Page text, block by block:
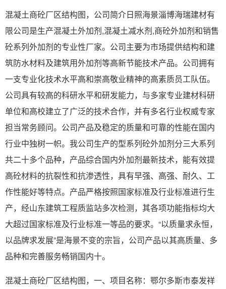
混凝土商砼厂区结构图，公司简介日照海景淄博海瑞建材有
限公司是生产混凝土外加剂,混凝土减水剂,商砼外加剂和销售
砼系列外加剂的专业性厂家。公司主要为市场提供结构和建
筑防水材料及建筑用外加剂等高新节能技术产品。公司拥有
一支专业化技术水平高和崇高敬业精神的高素质员工队伍。
公司具有较高的科研水平和研发能力，与多家专业建材科研
单位和高校建立了广泛的技术合作，并有多名行业权威专家
担当常务顾问。公司产品及稳定的质量和可靠的性能在国内
行业中独树一帜。我公司生产的型系列砼外加剂分三大系列
共二十多个品种，产品综合国内外加剂最新技术，能有效提
高砼材料的抗裂性和抗渗透性，具有早强、高强、耐久、工
作性能好等特点。产品严格按照国家标准及行业标准进行生
产，经山东建筑工程质监站多次检测，其各项功能指标均大
大超过国家标准及行业标准一等品的要求。“以质量求永恒，
以品牌求发展”是海景不变的宗旨，公司产品以其高质量、多
品种和完善服务畅销国内十。
混凝土商砼厂区结构图，一、项目名称：鄂尔多斯市泰发祥